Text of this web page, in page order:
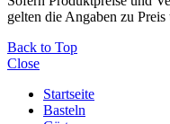
gelten die Angaben zu
Back to Top
Close
Startseite
Basteln